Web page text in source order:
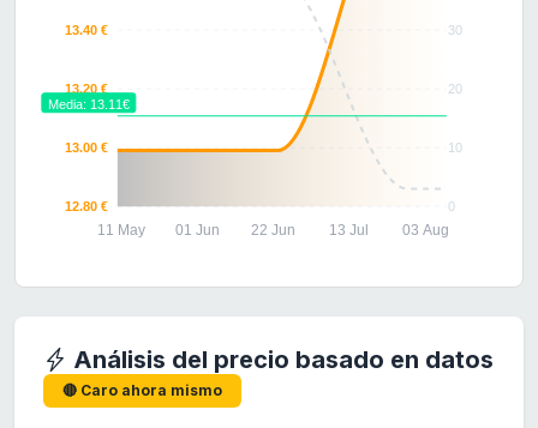
30
20
10
0
13.40 €
13.20 €
13.00 €
12.80 €
11 May 01 Jun 22 Jun 13 Jul 03 Aug
Media: 13.11€
Análisis del precio basado en datos
🔴 Caro ahora mismo